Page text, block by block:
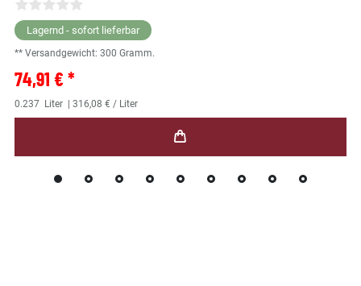
Lagernd - sofort lieferbar
** Versandgewicht: 300 Gramm.
74,91 € *
0.237 Liter | 316,08 € / Liter